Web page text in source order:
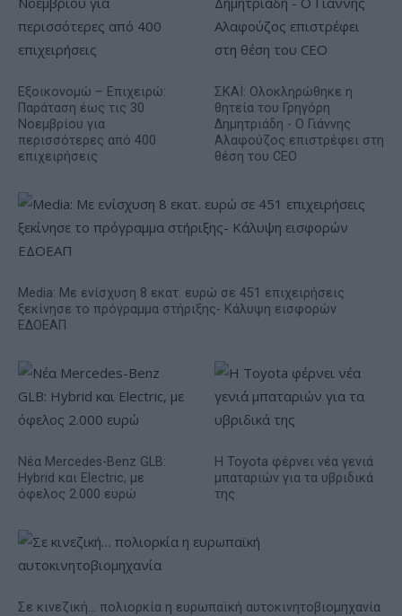
Εξοικονομώ – Επιχειρώ:
Παράταση έως τις 30
Νοεμβρίου για
περισσότερες από 400
επιχειρήσεις
ΣΚΑΪ: Ολοκληρώθηκε η
θητεία του Γρηγόρη
Δημητριάδη - Ο Γιάννης
Αλαφούζος επιστρέφει στη
θέση του CEO
Media: Με ενίσχυση 8 εκατ. ευρώ σε 451 επιχειρήσεις
ξεκίνησε το πρόγραμμα στήριξης- Κάλυψη εισφορών
ΕΔΟΕΑΠ
Νέα Mercedes-Benz GLB:
Hybrid και Electric, με
όφελος 2.000 ευρώ
Η Toyota φέρνει νέα γενιά
μπαταριών για τα υβριδικά
της
Σε κινεζική… πολιορκία η ευρωπαϊκή αυτοκινητοβιομηχανία